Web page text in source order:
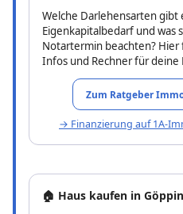
Welche Darlehensarten gibt
Eigenkapitalbedarf und was
Notartermin beachten?
Infos und Rechner für deine
Zum Ratgeber
→ Finanzierung auf 1A-
🏠 Haus kaufen in